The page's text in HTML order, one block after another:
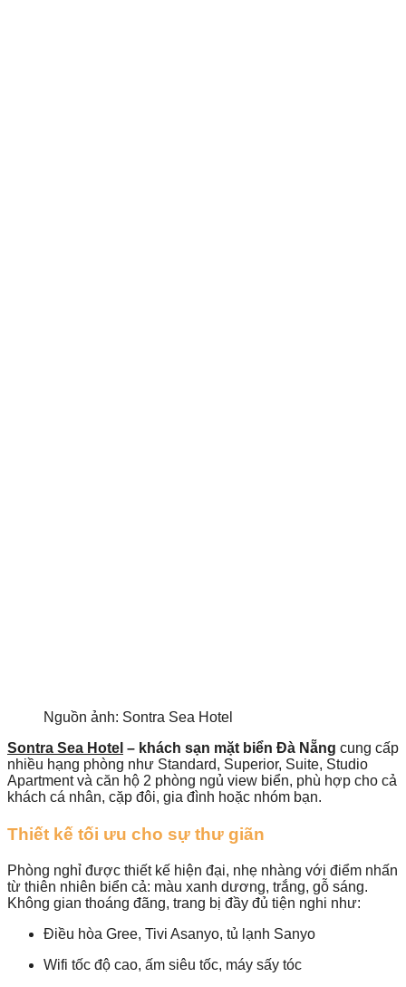
Nguồn ảnh: Sontra Sea Hotel
Sontra Sea Hotel – khách sạn mặt biển Đà Nẵng cung cấp
nhiều hạng phòng như Standard, Superior, Suite, Studio
Apartment và căn hộ 2 phòng ngủ view biển, phù hợp cho cả
khách cá nhân, cặp đôi, gia đình hoặc nhóm bạn.
Thiết kế tối ưu cho sự thư giãn
Phòng nghỉ được thiết kế hiện đại, nhẹ nhàng với điểm nhấn
từ thiên nhiên biển cả: màu xanh dương, trắng, gỗ sáng.
Không gian thoáng đãng, trang bị đầy đủ tiện nghi như:
Điều hòa Gree, Tivi Asanyo, tủ lạnh Sanyo
Wifi tốc độ cao, ấm siêu tốc, máy sấy tóc